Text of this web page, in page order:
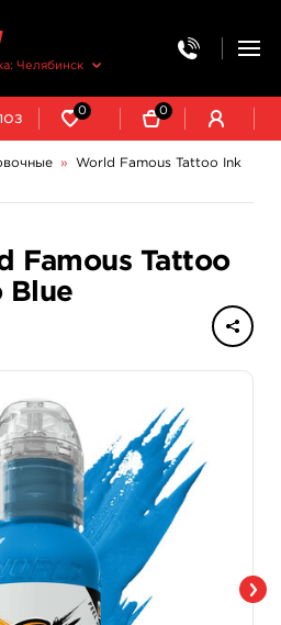
Челябинск
0 0
»
World Famous Tattoo Ink
Famous Tattoo
Blue